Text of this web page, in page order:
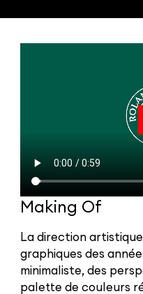
Making Of
La direction
graphiques des
minimaliste, des
palette de couleurs